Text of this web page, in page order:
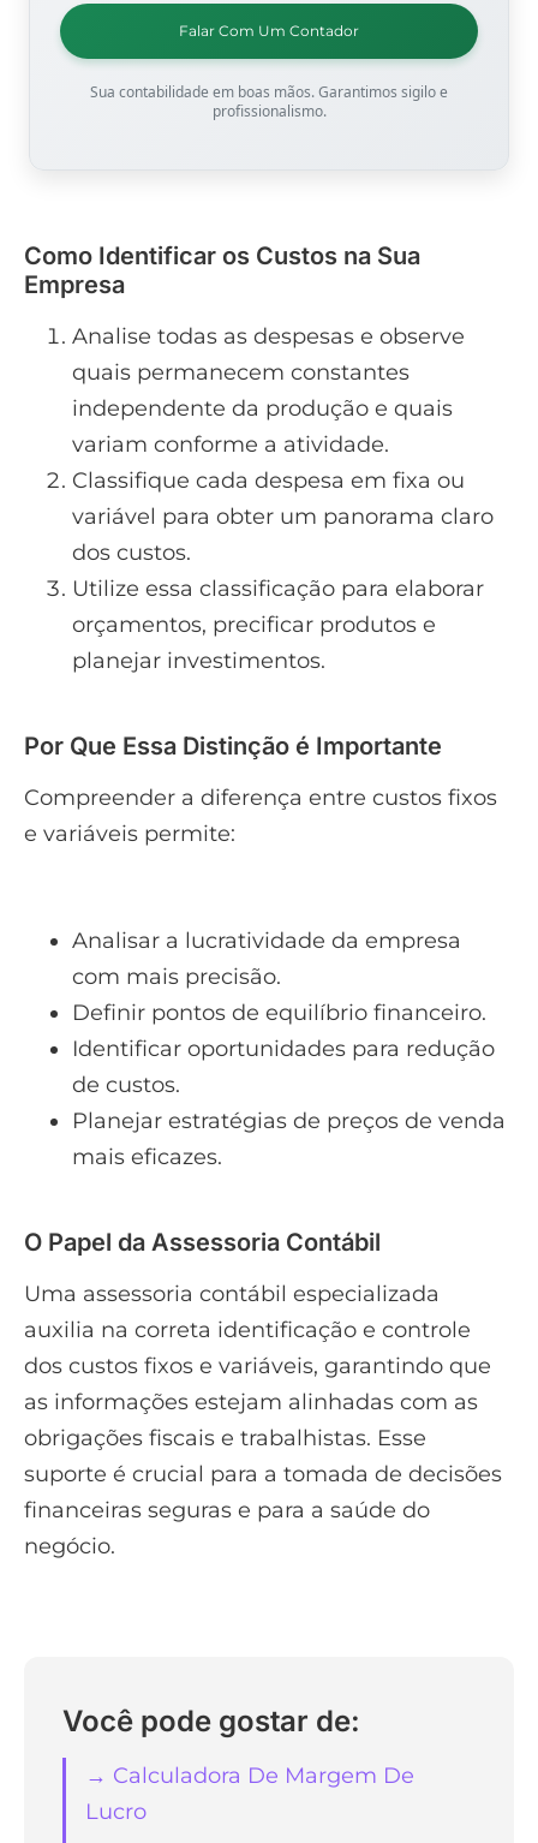
Falar Com Um Contador
Sua contabilidade em boas mãos. Garantimos sigilo e
profissionalismo.
Como Identificar os Custos na Sua
Empresa
Analise todas as despesas e observe
quais permanecem constantes
independente da produção e quais
variam conforme a atividade.
Classifique cada despesa em fixa ou
variável para obter um panorama claro
dos custos.
Utilize essa classificação para elaborar
orçamentos, precificar produtos e
planejar investimentos.
Por Que Essa Distinção é Importante
Compreender a diferença entre custos fixos
e variáveis permite:
Analisar a lucratividade da empresa
com mais precisão.
Definir pontos de equilíbrio financeiro.
Identificar oportunidades para redução
de custos.
Planejar estratégias de preços de venda
mais eficazes.
O Papel da Assessoria Contábil
Uma assessoria contábil especializada
auxilia na correta identificação e controle
dos custos fixos e variáveis, garantindo que
as informações estejam alinhadas com as
obrigações fiscais e trabalhistas. Esse
suporte é crucial para a tomada de decisões
financeiras seguras e para a saúde do
negócio.
Você pode gostar de:
→ Calculadora De Margem De
Lucro